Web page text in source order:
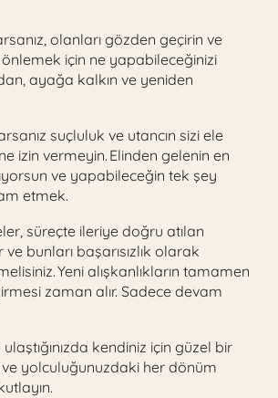
olanları gözden geçirin ve
önlemek için ne yapabileceğinizi
ayağa kalkın ve yeniden
suçluluk ve utancın sizi ele
izin vermeyin. Elinden gelenin en
ve yapabileceğin tek şey
etmek.
süreçte ileriye doğru atılan
ve bunları başarısızlık olarak
Yeni alışkanlıkların tamamen
zaman alır. Sadece devam
kendiniz için güzel bir
ve yolculuğunuzdaki her dönüm